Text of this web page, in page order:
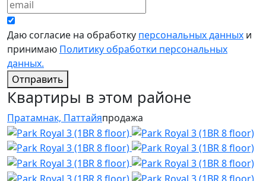
Даю согласие на обработку персональных данных и
принимаю Политику обработки персональных
данных.
Отправить
Квартиры в этом районе
Пратамнак, Паттайяпродажа